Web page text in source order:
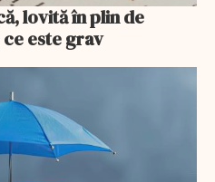
lovită în plin de
este grav